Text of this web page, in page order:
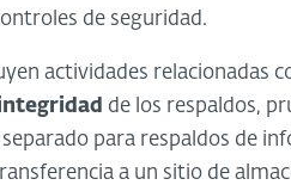
de seguridad.
actividades relacionadas
de los respaldos,
para respaldos de
a un sitio de